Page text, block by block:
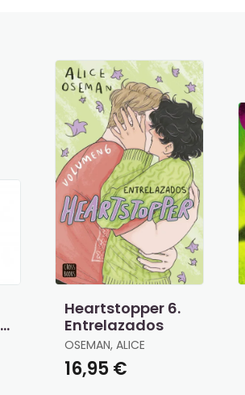
Heartstopper 6.
Entrelazados
OSEMAN, ALICE
16,95 €